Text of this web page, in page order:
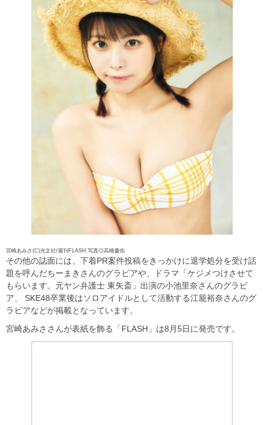
宮崎あみさ(C)光文社/週刊FLASH 写真◎高橋慶佑
その他の誌面には、下着PR案件投稿をきっかけに退学処分を受け話
題を呼んだちーまきさんのグラビアや、ドラマ「ケジメつけさせて
もらいます。元ヤン弁護士 東矢斎」出演の小池里奈さんのグラビ
ア、 SKE48卒業後はソロアイドルとして活動する江籠裕奈さんのグ
ラビアなどが掲載となっています。
宮崎あみささんが表紙を飾る「FLASH」は8月5日に発売です。